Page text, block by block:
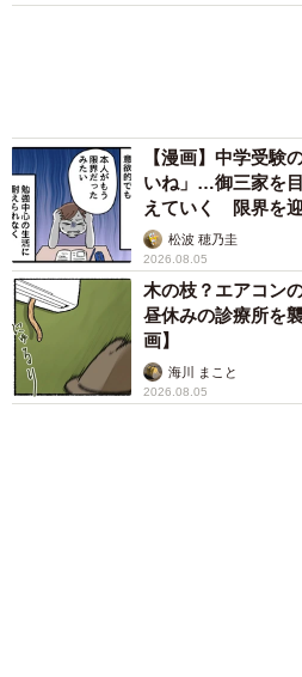
い」
当日、会費を現金で集めるとい
前連絡もありませんでした。Sさ
たが、「口座情報をLINEに載せ
います。
その結果、残された選択肢は現
封筒代や郵送手数料まで考えると
担をしなければならないのか」と
2026.08.05
木の枝？エアコ
昼休みの診療所を
画】
海川 まこと
2026.08.05